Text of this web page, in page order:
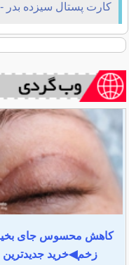
کارت پستال سیزده
کاهش محسوس جای
زخم◀خرید جدیدترین